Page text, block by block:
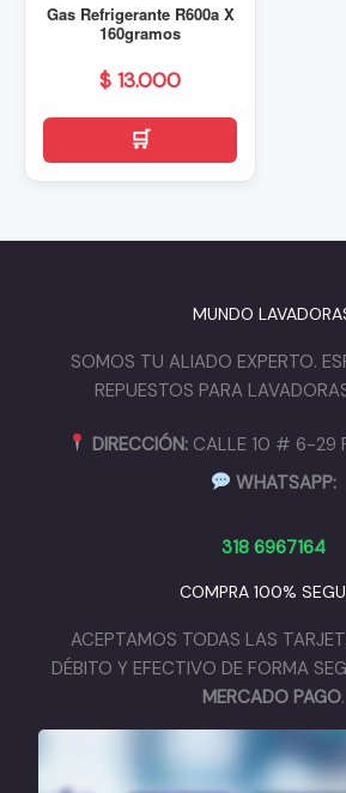
Gas Refrigerante R600a X
160gramos
$ 13.000
MUNDO
SOMOS TU ALIADO EXPERTO.
REPUESTOS PARA
DIRECCIÓN: CALLE 10 # 6-29
WHATSAPP:
318 6967164
COMPRA 100%
ACEPTAMOS TODAS LAS
DÉBITO Y EFECTIVO DE FORMA
MERCADO PAGO.